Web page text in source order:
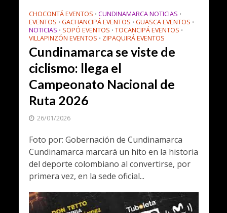
CHOCONTÁ EVENTOS • CUNDINAMARCA NOTICIAS •
EVENTOS • GACHANCIPÁ EVENTOS • GUASCA EVENTOS •
NOTICIAS • SOPÓ EVENTOS • TOCANCIPÁ EVENTOS •
VILLAPINZÓN EVENTOS • ZIPAQUIRÁ EVENTOS
Cundinamarca se viste de
ciclismo: llega el
Campeonato Nacional de
Ruta 2026
26/01/2026
Foto por: Gobernación de Cundinamarca
Cundinamarca marcará un hito en la historia
del deporte colombiano al convertirse, por
primera vez, en la sede oficial...